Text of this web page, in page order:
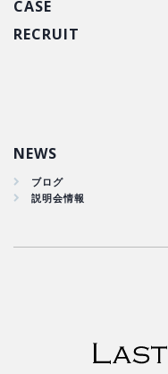
CASE
商品戦略
RECRUIT
NEWS
ブログ
説明会情報